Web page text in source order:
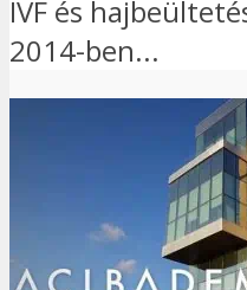
IVF és
2014-ben...